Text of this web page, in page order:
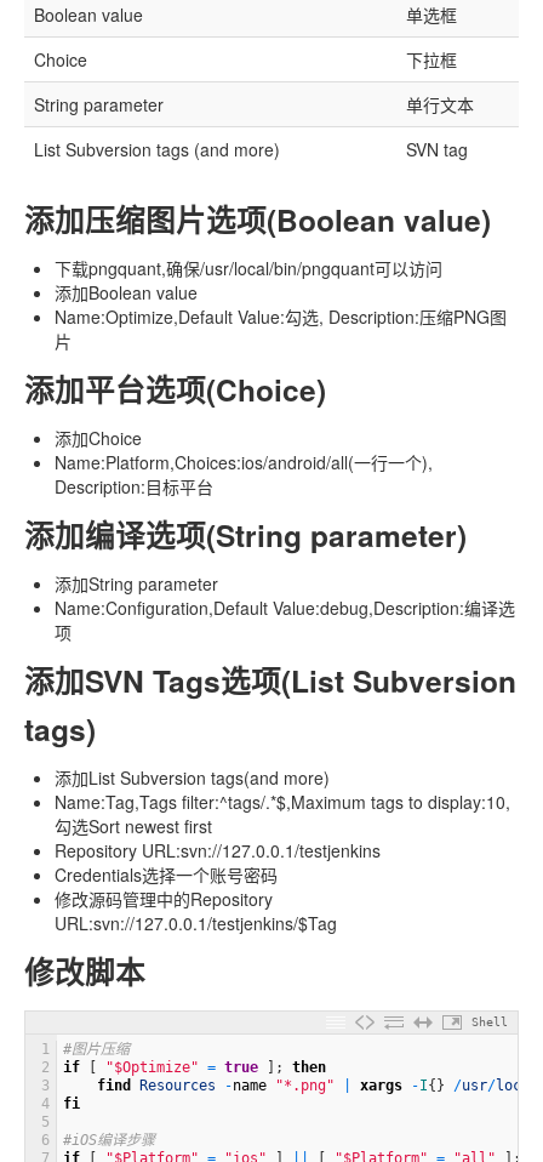
Boolean value
单选框
Choice
下拉框
String parameter
单行文本
List Subversion tags (and more)
SVN tag
添加压缩图片选项(Boolean value)
下载pngquant,确保/usr/local/bin/pngquant可以访问
添加Boolean value
Name:Optimize,Default Value:勾选, Description:压缩PNG图
片
添加平台选项(Choice)
添加Choice
Name:Platform,Choices:ios/android/all(一行一个),
Description:目标平台
添加编译选项(String parameter)
添加String parameter
Name:Configuration,Default Value:debug,Description:编译选
项
添加SVN Tags选项(List Subversion
tags)
添加List Subversion tags(and more)
Name:Tag,Tags filter:^tags/.*$,Maximum tags to display:10,
勾选Sort newest first
Repository URL:svn://127.0.0.1/testjenkins
Credentials选择一个账号密码
修改源码管理中的Repository
URL:svn://127.0.0.1/testjenkins/$Tag
修改脚本
Shell
1
2
3
4
5
6
7
#图片压缩
if
"$Optimize" = true ;
then
find
Resources -name "*.png" xargs -I{ } /usr/local
fi
#iOS编译步骤
if
"$Platform" = "ios" "$Platform" = "all" ;